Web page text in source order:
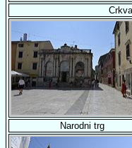
Narodni trg